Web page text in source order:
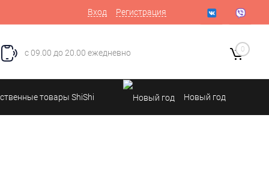
Вход Регистрация
с 09.00 до 20.00 ежедневно 0
товары ShiShi Новый год